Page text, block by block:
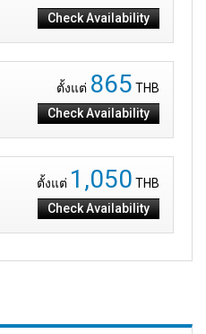
Check Availability
ตั้งแต่ 865 THB
Check Availability
ตั้งแต่ 1,050 THB
Check Availability